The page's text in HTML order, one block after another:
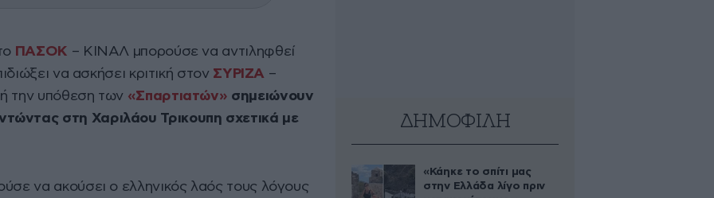
ΠΑΣΟΚ – ΚΙΝΑΛ μπορούσε να αντιληφθεί
να ασκήσει κριτική στον ΣΥΡΙΖΑ –
την υπόθεση των «Σπαρτιατών» σημειώνουν
στη Χαριλάου Τρικουπη σχετικά με
να ακούσει ο ελληνικός λαός τους λόγους
ΔΗΜΟΦΙΛΗ
«Κάηκε το σπίτι μας
στην Ελλάδα λίγο πριν